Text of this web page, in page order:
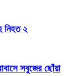
নিহত ২
সবুজের ছোঁয়া